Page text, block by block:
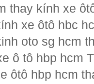
thay kính xe
xe ôtô hbc
oto sg hcm
ô tô hbp hcm
ôtô hbp hcm